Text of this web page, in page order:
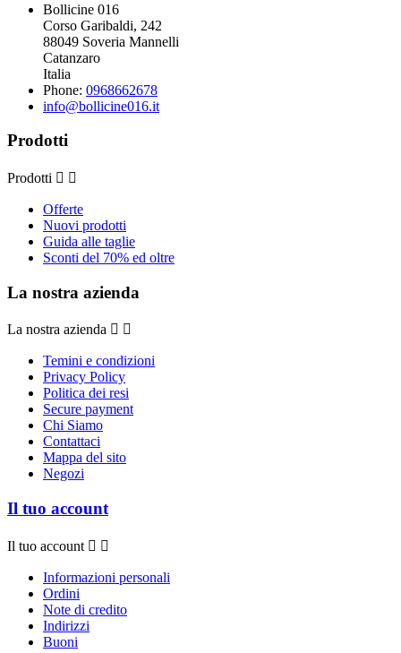
Bollicine 016
Corso Garibaldi, 242
88049 Soveria Mannelli
Catanzaro
Italia
Phone: 0968662678
info@bollicine016.it
Prodotti
Prodotti  
Offerte
Nuovi prodotti
Guida alle taglie
Sconti del 70% ed oltre
La nostra azienda
La nostra azienda  
Temini e condizioni
Privacy Policy
Politica dei resi
Secure payment
Chi Siamo
Contattaci
Mappa del sito
Negozi
Il tuo account
Il tuo account  
Informazioni personali
Ordini
Note di credito
Indirizzi
Buoni